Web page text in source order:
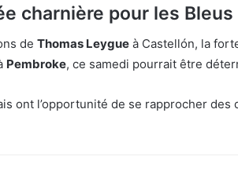
charnière pour les Bleus
de Thomas Leygue à Castellón, la
Pembroke, ce samedi pourrait être
ont l’opportunité de se rapprocher